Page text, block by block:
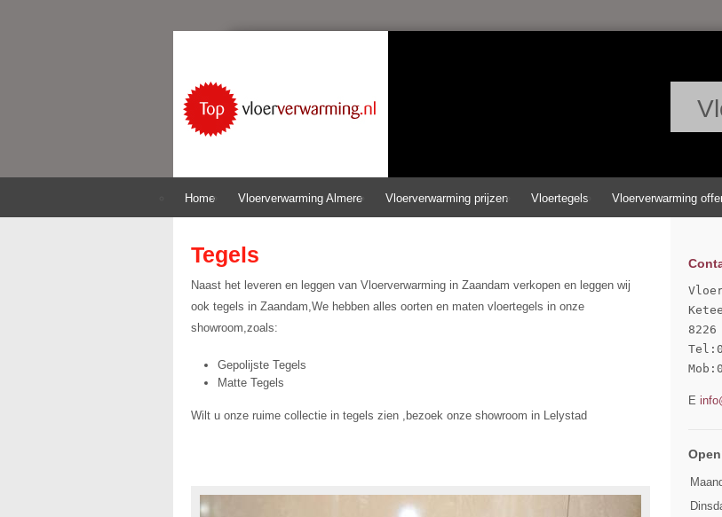
Home Vloerverwarming Almere Vloerverwarming prijzen Vloertegels Vloerverwarming
Tegels
Naast het leveren en leggen van Vloerverwarming in Zaandam verkopen en leggen wij
ook tegels in Zaandam,We hebben alles oorten en maten vloertegels in onze
showroom,zoals:
Gepolijste Tegels
Matte Tegels
Wilt u onze ruime collectie in tegels zien ,bezoek onze showroom in Lelystad
E